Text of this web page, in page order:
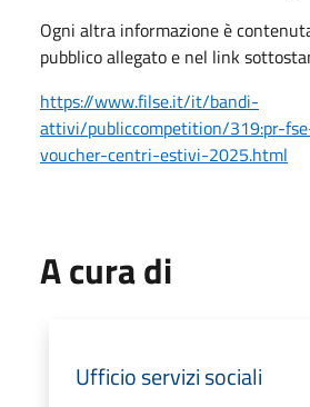
Ogni altra informazione è
pubblico allegato e nel link
https://www.filse.it/it/bandi-
attivi/publiccompetition/319:pr-
voucher-centri-estivi-2025.html
A cura di
Ufficio servizi sociali